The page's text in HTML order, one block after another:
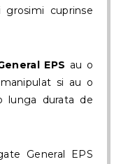
cuprinse
EPS au o
si au o
lunga durata de
General EPS